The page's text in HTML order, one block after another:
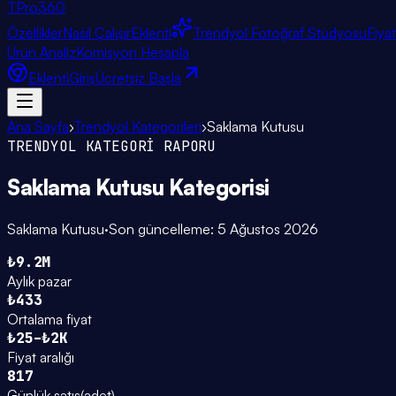
TPro360
ÖzelliklerNasıl ÇalışırEklenti Trendyol Fotoğraf Stüdyosu
Ürün AnalizKomisyon Hesapla
EklentiGirişÜcretsiz Başla
Ana Sayfa›Trendyol Kategorileri›Saklama Kutusu
TRENDYOL KATEGORİ RAPORU
Saklama Kutusu Kategorisi
Saklama Kutusu·Son güncelleme: 5 Ağustos 2026
₺9.2M
Aylık pazar
₺433
Ortalama fiyat
₺25–₺2K
Fiyat aralığı
817